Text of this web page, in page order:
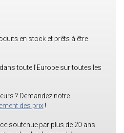
en stock et prêts à être
toute l'Europe sur toutes les
? Demandez notre
des prix!
soutenue par plus de 20 ans